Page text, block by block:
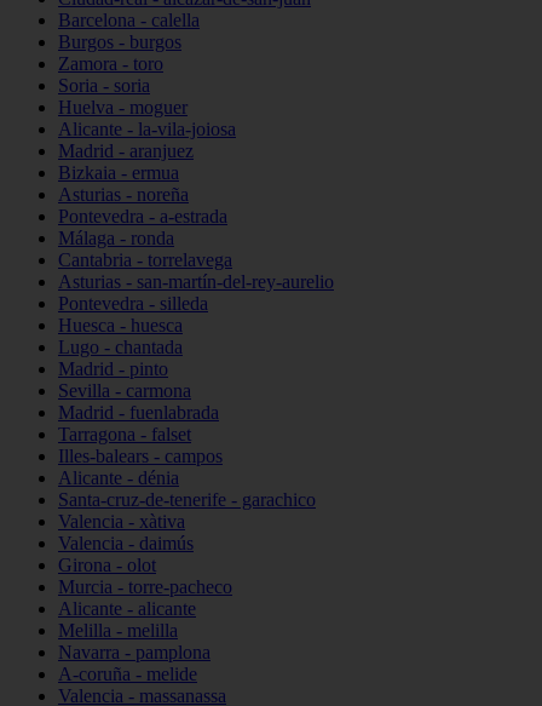
Barcelona - calella
Burgos - burgos
Zamora - toro
Soria - soria
Huelva - moguer
Alicante - la-vila-joiosa
Madrid - aranjuez
Bizkaia - ermua
Asturias - noreña
Pontevedra - a-estrada
Málaga - ronda
Cantabria - torrelavega
Asturias - san-martín-del-rey-aurelio
Pontevedra - silleda
Huesca - huesca
Lugo - chantada
Madrid - pinto
Sevilla - carmona
Madrid - fuenlabrada
Tarragona - falset
Illes-balears - campos
Alicante - dénia
Santa-cruz-de-tenerife - garachico
Valencia - xàtiva
Valencia - daimús
Girona - olot
Murcia - torre-pacheco
Alicante - alicante
Melilla - melilla
Navarra - pamplona
A-coruña - melide
Valencia - massanassa